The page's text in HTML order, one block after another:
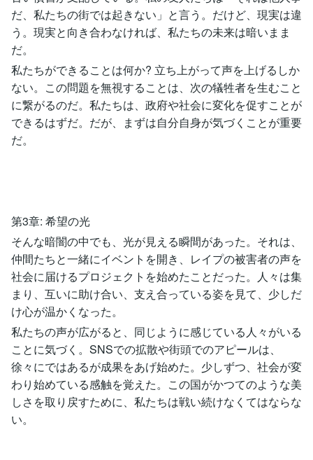
だ、私たちの街では起きない」と言う。だけど、現実は違
う。現実と向き合わなければ、私たちの未来は暗いまま
だ。
私たちができることは何か? 立ち上がって声を上げるしか
ない。この問題を無視することは、次の犠牲者を生むこと
に繋がるのだ。私たちは、政府や社会に変化を促すことが
できるはずだ。だが、まずは自分自身が気づくことが重要
だ。
第3章: 希望の光
そんな暗闇の中でも、光が見える瞬間があった。それは、
仲間たちと一緒にイベントを開き、レイプの被害者の声を
社会に届けるプロジェクトを始めたことだった。人々は集
まり、互いに助け合い、支え合っている姿を見て、少しだ
け心が温かくなった。
私たちの声が広がると、同じように感じている人々がいる
ことに気づく。SNSでの拡散や街頭でのアピールは、
徐々にではあるが成果をあげ始めた。少しずつ、社会が変
わり始めている感触を覚えた。この国がかつてのような美
しさを取り戻すために、私たちは戦い続けなくてはならな
い。